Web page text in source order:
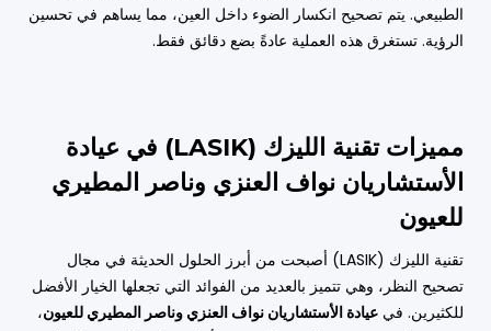
الطبيعي. يتم تصحيح انكسار الضوء داخل العين، مما يساهم في تحسين
الرؤية. تستغرق هذه العملية عادةً بضع دقائق فقط.
مميزات تقنية الليزك (LASIK) في عيادة
الأستشاريان نواف العنزي وناصر المطيري
للعيون
تقنية الليزك (LASIK) أصبحت من أبرز الحلول الحديثة في مجال
تصحيح النظر، وهي تتميز بالعديد من الفوائد التي تجعلها الخيار الأفضل
للكثيرين. في عيادة الأستشاريان نواف العنزي وناصر المطيري للعيون،